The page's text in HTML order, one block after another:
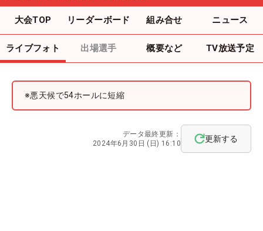
大会TOP リーダーボード 組み合せ ニュース
ライブフォト 出場選手 概要など TV放送予定
※悪天候で54ホールに短縮
データ最終更新：
2024年6月30日 (日) 16:10
更新する